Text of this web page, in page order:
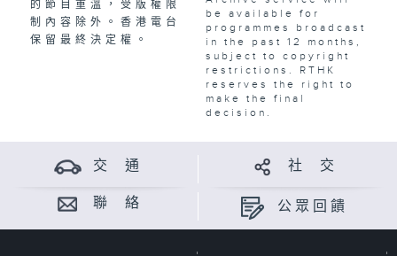
的節目重溫，受版權限
制內容除外。香港電台
保留最終決定權。
be available for
programmes broadcast
in the past 12 months,
subject to copyright
restrictions. RTHK
reserves the right to
make the final
decision.
交 通 社 交
聯 絡 公眾回饋